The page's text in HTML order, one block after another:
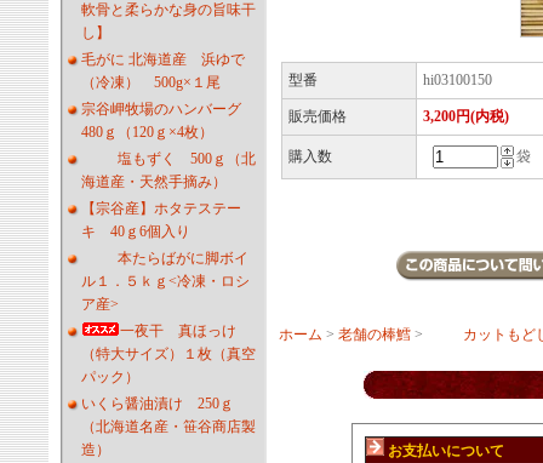
軟骨と柔らかな身の旨味干
し】
毛がに 北海道産 浜ゆで
（冷凍） 500g×１尾
宗谷岬牧場のハンバーグ
480ｇ（120ｇ×4枚）
塩もずく 500ｇ（北
海道産・天然手摘み）
【宗谷産】ホタテステー
キ 40ｇ6個入り
本たらばがに脚ボイ
ル１．５ｋｇ<冷凍・ロシ
ア産>
一夜干 真ほっけ
（特大サイズ）１枚（真空
パック）
いくら醤油漬け 250ｇ
（北海道名産・笹谷商店製
造）
型番 hi03100150
販売価格 3,200円(内税)
購入数 袋
ホーム > 老舗の棒鱈 > カットも
お支払いについて